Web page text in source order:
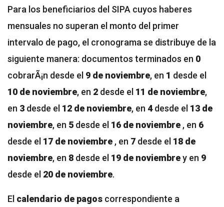
Para los beneficiarios del SIPA cuyos haberes
mensuales no superan el monto del primer
intervalo de pago, el cronograma se distribuye de la
siguiente manera: documentos terminados en 0
cobrarÃ¡n desde el 9 de noviembre, en 1 desde el
10 de noviembre, en 2 desde el 11 de noviembre,
en 3 desde el 12 de noviembre, en 4desde el 13 de
noviembre, en 5 desde el 16 de noviembre , en 6
desde el 17 de noviembre , en 7 desde el 18 de
noviembre, en 8 desde el 19 de noviembrey en 9
desde el 20 de noviembre.
El calendario de pagos correspondiente a